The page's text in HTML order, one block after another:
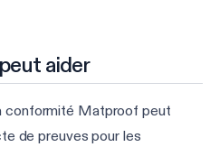
aider
conformité Matproof peut
de preuves pour les